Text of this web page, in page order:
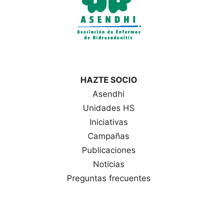
HAZTE SOCIO
Asendhi
Unidades HS
Iniciativas
Campañas
Publicaciones
Noticias
Preguntas frecuentes